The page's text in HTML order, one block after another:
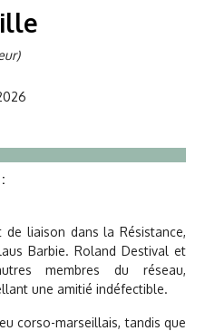
de liaison dans la Résistance,
Barbie. Roland Destival et
membres du réseau,
une amitié indéfectible.
corso-marseillais, tandis que